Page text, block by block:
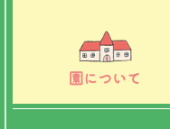
園について